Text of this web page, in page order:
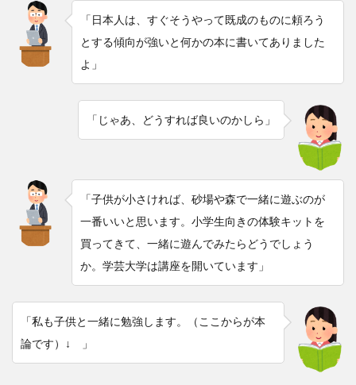
「日本人は、すぐそうやって既成のものに頼ろう
とする傾向が強いと何かの本に書いてありました
よ」
「じゃあ、どうすれば良いのかしら」
「子供が小さければ、砂場や森で一緒に遊ぶのが
一番いいと思います。小学生向きの体験キットを
買ってきて、一緒に遊んでみたらどうでしょう
か。学芸大学は講座を開いています」
「私も子供と一緒に勉強します。（ここからが本
論です）↓ 」